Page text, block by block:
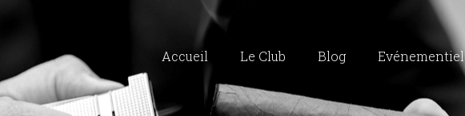
Accueil Le Club Blog Evénementiel